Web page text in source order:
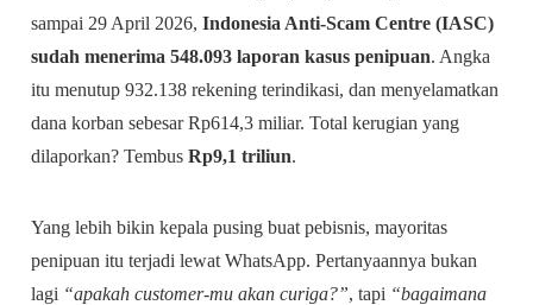
sampai 29 April 2026,Indonesia Anti-Scam Centre (IASC)
sudah menerima 548.093 laporan kasus penipuan. Angka
itu menutup 932.138 rekening terindikasi, dan menyelamatkan
dana korban sebesar Rp614,3 miliar. Total kerugian yang
dilaporkan? TembusRp9,1 triliun.
Yang lebih bikin kepala pusing buat pebisnis, mayoritas
penipuan itu terjadi lewat WhatsApp. Pertanyaannya bukan
lagi “apakah customer-mu akan curiga?”, tapi “bagaimana